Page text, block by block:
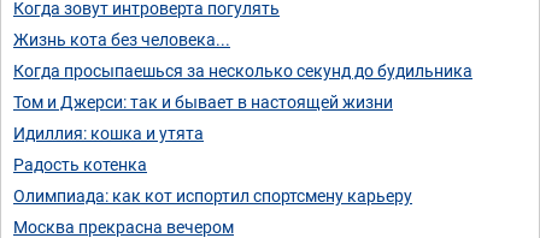
Когда зовут интроверта погулять
Жизнь кота без человека...
Когда просыпаешься за несколько секунд до будильника
Том и Джерси: так и бывает в настоящей жизни
Идиллия: кошка и утята
Радость котенка
Олимпиада: как кот испортил спортсмену карьеру
Москва прекрасна вечером